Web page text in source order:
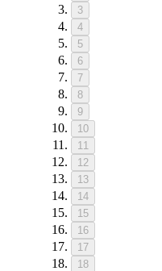
3
4
5
6
7
8
9
10
11
12
13
14
15
16
17
18